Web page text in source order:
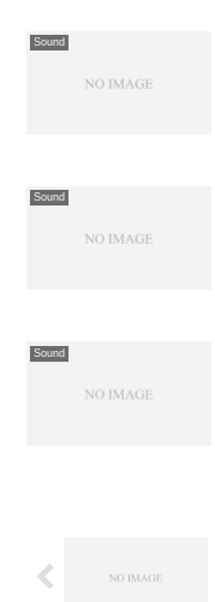
Sound
Sound
Sound